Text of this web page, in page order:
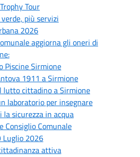
Tour
più servizi
2026
aggiorna gli oneri di
Piscine Sirmione
1911 a Sirmione
lutto cittadino a Sirmione
laboratorio per insegnare
la sicurezza in acqua
Consiglio Comunale
Luglio 2026
attiva